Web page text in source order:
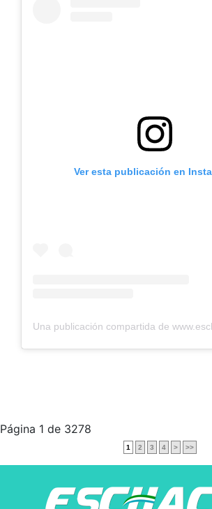
Ver esta publicación en
Página 1 de 3278
1 2 3 4 > >>